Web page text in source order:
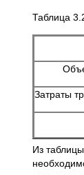
Таблица
Затраты
Из